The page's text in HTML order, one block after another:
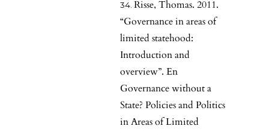
Risse, Thomas. 2011.
“Governance in areas of
limited statehood:
Introduction and
overview”. En
Governance without a
State? Policies and Politics
in Areas of Limited